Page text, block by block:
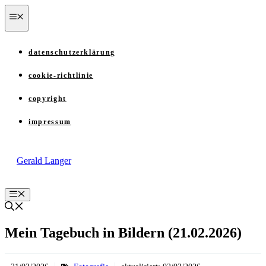
Zum
Inhalt
springen
datenschutzerklärung
cookie-richtlinie
copyright
impressum
Gerald Langer
Menü
Mein Tagebuch in Bildern (21.02.2026)